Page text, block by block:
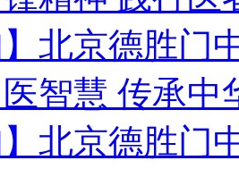
】北京德胜门
医智慧 传承
】北京德胜门